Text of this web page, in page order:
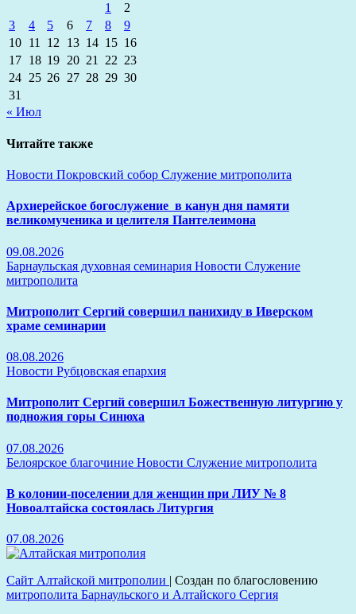
1
2
3
4 5 6 7 8
9
10 11 12 13 14 15 16
17 18 19 20 21 22 23
24 25 26 27 28 29 30
31
« Июл
Читайте также
Новости Покровский собор Служение митрополита
Архиерейское богослужение в канун дня памяти
великомученика и целителя Пантелеимона
09.08.2026
Барнаульская духовная семинария Новости Служение
митрополита
Митрополит Сергий совершил панихиду в Иверском
храме семинарии
08.08.2026
Новости Рубцовская епархия
Митрополит Сергий совершил Божественную литургию у
подножия горы Синюха
07.08.2026
Белоярское благочиние Новости Служение митрополита
В колонии-поселении для женщин при ЛИУ № 8
Новоалтайска состоялась Литургия
07.08.2026
Сайт Алтайской митрополии | Создан по благословению
митрополита Барнаульского и Алтайского Сергия